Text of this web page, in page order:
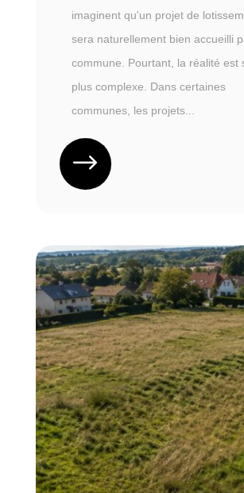
imaginent qu'un projet de
sera naturellement bien accueilli
commune. Pourtant, la réalité est
plus complexe. Dans certaines
communes, les projets...